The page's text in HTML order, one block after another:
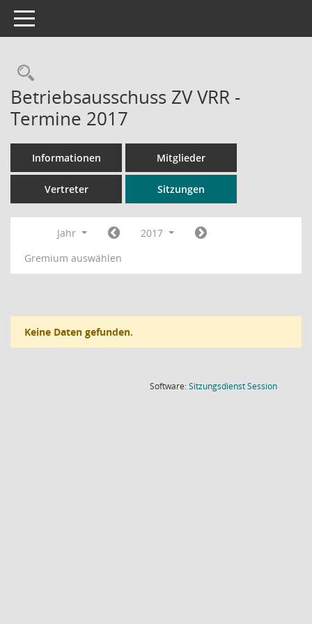
Toggle navigation
Rechercheauswahl
Betriebsausschuss ZV VRR -
Termine 2017
Informationen Mitglieder
Vertreter Sitzungen
Jahr
2017
Gremium auswählen
Keine Daten gefunden.
Software:SitzungsdienstSession(Wird in